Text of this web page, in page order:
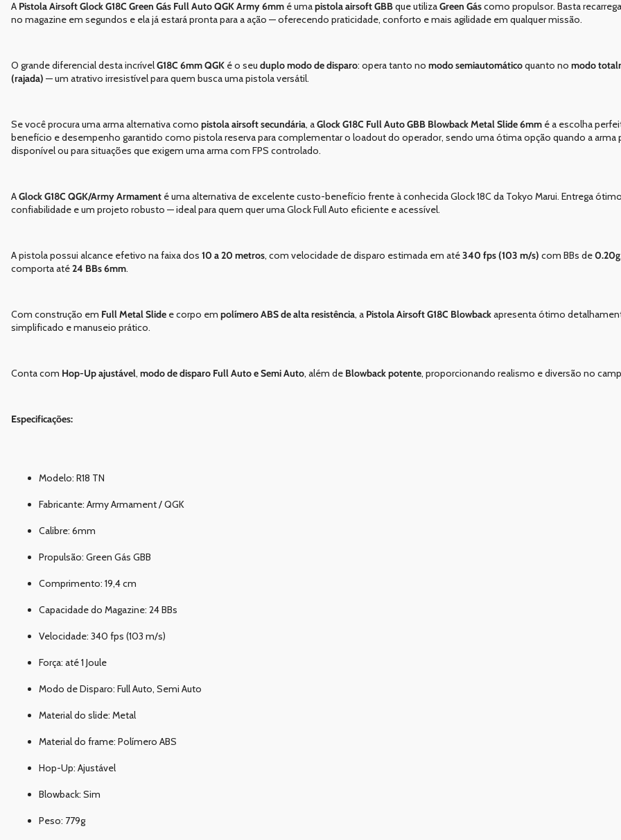
A Pistola Airsoft Glock G18C Green Gás Full Auto QGK Army 6mm é umapistola airsoft GBBque utilizaGreen Gáscomo propulsor. Basta
no magazine em segundos e ela já estará pronta para a ação — oferecendo praticidade, conforto e mais agilidade em qualquer missão.
O grande diferencial desta incrívelG18C 6mm QGK é o seu duplo modo de disparo: opera tanto no modo semiautomáticoquanto no modo
(rajada) — um atrativo irresistível para quem busca uma pistola versátil.
Se você procura uma arma alternativa como pistola airsoft secundária, aGlock G18C Full Auto GBB Blowback Metal Slide 6mm é a escolha
benefício e desempenho garantido como pistola reserva para complementar o loadout do operador, sendo uma ótima opção quando a arma
disponível ou para situações que exigem uma arma com FPS controlado.
AGlock G18C QGK/Army Armament é uma alternativa de excelente custo-benefício frente à conhecida Glock 18C da Tokyo Marui. Entrega
confiabilidade e um projeto robusto — ideal para quem quer uma Glock Full Auto eficiente e acessível.
A pistola possui alcance efetivo na faixa dos 10 a 20 metros, com velocidade de disparo estimada em até340 fps (103 m/s) com BBs de0.20g
comporta até24 BBs 6mm.
Com construção em Full Metal Slide e corpo em polímero ABS de alta resistência, a Pistola Airsoft G18C Blowbackapresenta ótimo
simplificado e manuseio prático.
Conta com Hop-Up ajustável, modo de disparo Full Auto e Semi Auto, além de Blowback potente, proporcionando realismo e diversão no
Especificações:
Modelo: R18 TN
Fabricante: Army Armament / QGK
Calibre: 6mm
Propulsão: Green Gás GBB
Comprimento: 19,4 cm
Capacidade do Magazine: 24 BBs
Velocidade: 340 fps (103 m/s)
Força: até 1 Joule
Modo de Disparo: Full Auto, Semi Auto
Material do slide: Metal
Material do frame: Polímero ABS
Hop-Up: Ajustável
Blowback: Sim
Peso: 779g